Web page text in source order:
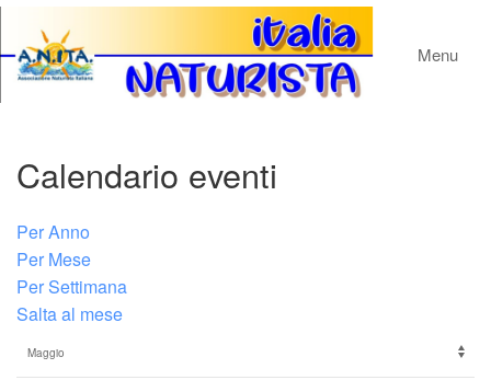
Menu
Calendario eventi
Per Anno
Per Mese
Per Settimana
Salta al mese